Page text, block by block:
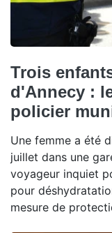
Trois
d'Annecy :
policier
Une femme a été
juillet dans une
voyageur inquiet
pour
mesure de